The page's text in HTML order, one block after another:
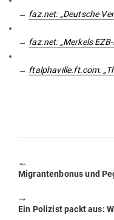
→ faz.net: „Deutsche
→ faz.net: „Merkels
→ ftalphaville.ft.com:
🠔
Previous
Migran­ten­bonus und
🠖
Next
Ein Polizist packt aus: